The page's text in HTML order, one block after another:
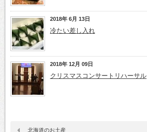
2018年 6月 13日
冷たい差し入れ
2018年 12月 09日
クリスマスコンサートリハーサル
北海道のお土産